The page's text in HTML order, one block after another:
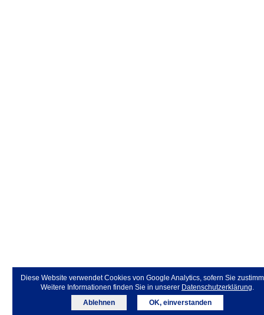
Diese Website verwendet Cookies von Google Analytics, sofern Sie
Weitere Informationen finden Sie in unserer Datenschutzerklärung.
Ablehnen
OK, einverstanden